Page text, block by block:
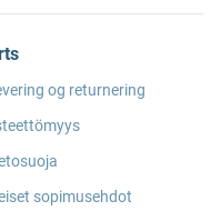
og returnering
sopimusehdot